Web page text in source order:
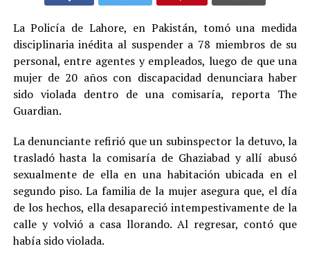
La Policía de Lahore, en Pakistán, tomó una medida
disciplinaria inédita al suspender a 78 miembros de su
personal, entre agentes y empleados, luego de que una
mujer de 20 años con discapacidad denunciara haber
sido violada dentro de una comisaría, reporta The
Guardian.
La denunciante refirió que un subinspector la detuvo, la
trasladó hasta la comisaría de Ghaziabad y allí abusó
sexualmente de ella en una habitación ubicada en el
segundo piso. La familia de la mujer asegura que, el día
de los hechos, ella desapareció intempestivamente de la
calle y volvió a casa llorando. Al regresar, contó que
había sido violada.